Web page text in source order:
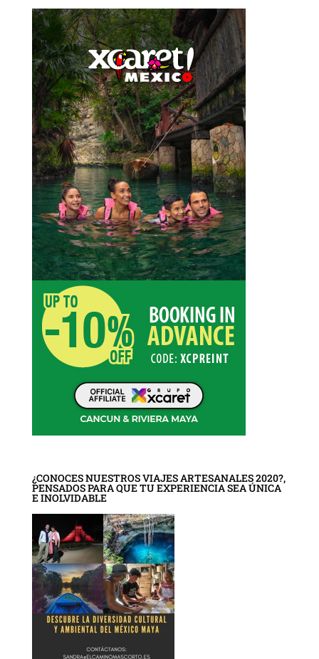
¿CONOCES NUESTROS VIAJES ARTESANALES 2020?,
PENSADOS PARA QUE TU EXPERIENCIA SEA ÚNICA
E INOLVIDABLE